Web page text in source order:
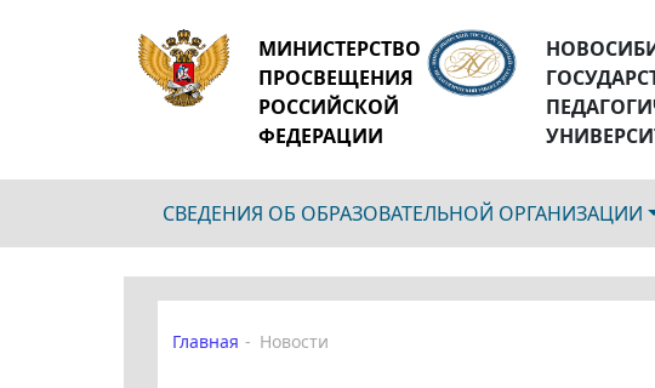
МИНИСТЕРСТВО
ПРОСВЕЩЕНИЯ
РОССИЙСКОЙ
ФЕДЕРАЦИИ
СВЕДЕНИЯ ОБ ОБРАЗОВАТЕЛЬНОЙ ОРГАНИЗАЦИИ
Главная Новости